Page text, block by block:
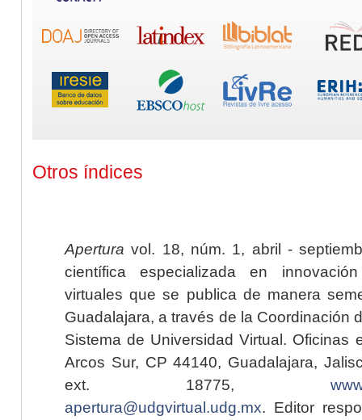
Otros índices
Apertura vol. 18, núm. 1, abril -
científica especializada en
virtuales que se publica de manera
Guadalajara, a través de la Coordinación
Sistema de Universidad Virtual. Oficinas
Arcos Sur, CP 44140, Guadalajara,
ext. 18775,
apertura@udgvirtual.udg.mx. Editor